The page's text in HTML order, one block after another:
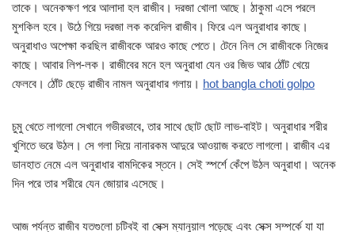
তাকে। অনেকক্ষণ পরে আলাদা হল রাজীব। দরজা খোলা আছে। ঠাকুমা এসে পরলে
মুশকিল হবে। উঠে গিয়ে দরজা লক করেদিল রাজীব। ফিরে এল অনুরাধার কাছে।
অনুরাধাও অপেক্ষা করছিল রাজীবকে আরও কাছে পেতে। টেনে নিল সে রাজীবকে নিজের
কাছে। আবার লিপ-লক। রাজীবের মনে হল অনুরাধা যেন ওর জিভ আর ঠোঁট খেয়ে
ফেলবে। ঠোঁট ছেড়ে রাজীব নামল অনুরাধার গলায়। hot bangla choti golpo
চুমু খেতে লাগলো সেখানে গভীরভাবে, তার সাথে ছোট ছোট লাভ-বাইট। অনুরাধার শরীর
খুশিতে ভরে উঠল। সে গলা দিয়ে নানারকম আদুরে আওয়াজ করতে লাগলো। রাজীব এর
ডানহাত নেমে এল অনুরাধার বামদিকের স্তনে। সেই স্পর্শে কেঁপে উঠল অনুরাধা। অনেক
দিন পরে তার শরীরে যেন জোয়ার এসেছে।
আজ পর্যন্ত রাজীব যতগুলো চটিবই বা সেক্স ম্যানুয়াল পড়েছে এবং সেক্স সম্পর্কে যা যা